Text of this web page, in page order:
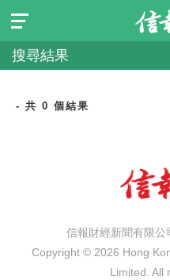
搜尋結果
- 共 0 個結果
信報財經新聞有限公
Copyright © 2026 Hong
Limited. All